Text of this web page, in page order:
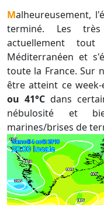
Malheureusement, l'épisode caniculaire est loin d'être
terminé. Les
actuellement
Méditerranéen et
toute la France. Sur
être atteint ce week-
ou 41°C dans
nébulosité et
marines/brises de